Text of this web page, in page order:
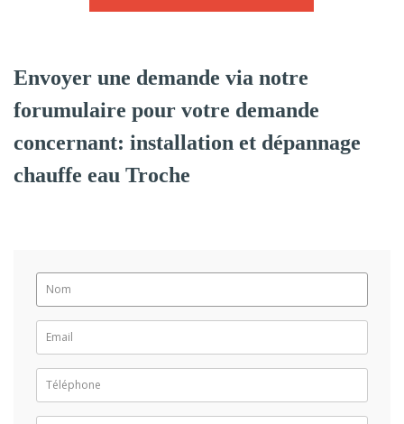
Envoyer une demande via notre
forumulaire pour votre demande
concernant: installation et dépannage
chauffe eau Troche